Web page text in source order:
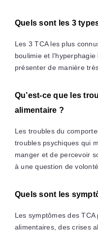
Quels sont les 3
Les 3 TCA les plus
boulimie et
présenter de manière
Qu’est-ce que les
alimentaire ?
Les troubles du
troubles psychiques qui
manger et de percevoir
à une question de
Quels sont les
Les symptômes des
alimentaires, des crises